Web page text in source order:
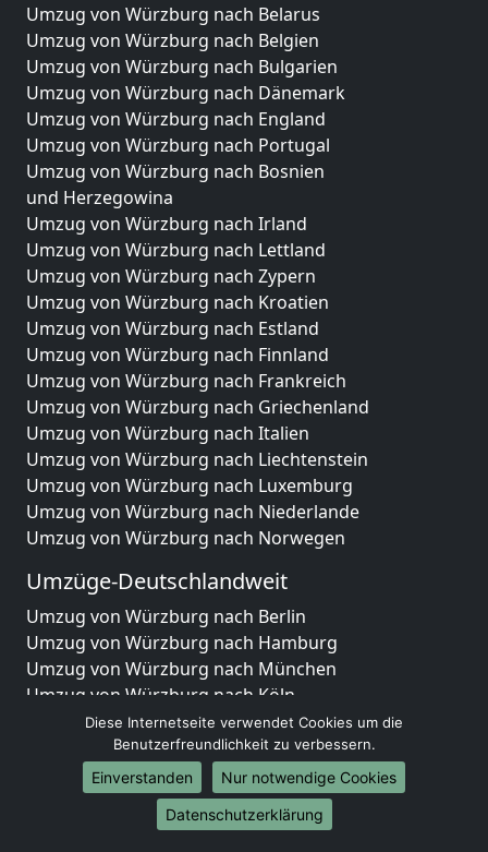
Umzug von Würzburg nach Belarus
Umzug von Würzburg nach Belgien
Umzug von Würzburg nach Bulgarien
Umzug von Würzburg nach Dänemark
Umzug von Würzburg nach England
Umzug von Würzburg nach Portugal
Umzug von Würzburg nach Bosnien
und Herzegowina
Umzug von Würzburg nach Irland
Umzug von Würzburg nach Lettland
Umzug von Würzburg nach Zypern
Umzug von Würzburg nach Kroatien
Umzug von Würzburg nach Estland
Umzug von Würzburg nach Finnland
Umzug von Würzburg nach Frankreich
Umzug von Würzburg nach Griechenland
Umzug von Würzburg nach Italien
Umzug von Würzburg nach Liechtenstein
Umzug von Würzburg nach Luxemburg
Umzug von Würzburg nach Niederlande
Umzug von Würzburg nach Norwegen
Umzüge-Deutschlandweit
Umzug von Würzburg nach Berlin
Umzug von Würzburg nach Hamburg
Umzug von Würzburg nach München
Umzug von Würzburg nach Köln
Umzug von Würzburg nach Frankfurt am Main
Umzug von Würzburg nach Stuttgart
Umzug von Würzburg nach Düsseldorf
Umzug von Würzburg nach Leipzig
Umzug von Würzburg nach Dortmund
Diese Internetseite verwendet Cookies um die
Benutzerfreundlichkeit zu verbessern.
Einverstanden
Nur notwendige Cookies
Datenschutzerklärung